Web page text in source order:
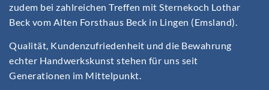
zudem bei zahlreichen Treffen mit Sternekoch Lothar
Beck vom Alten Forsthaus Beck in Lingen (Emsland).
Qualität, Kundenzufriedenheit und die Bewahrung
echter Handwerkskunst stehen für uns seit
Generationen im Mittelpunkt.